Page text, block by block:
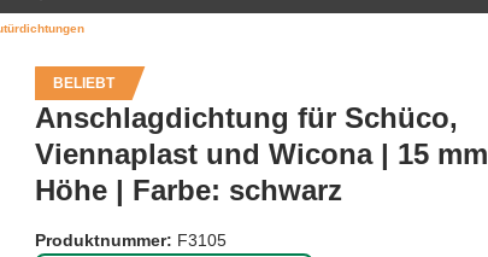
BELIEBT
Anschlagdichtung für Schüco,
Viennaplast und Wicona | 15 mm
Höhe | Farbe: schwarz
Produktnummer: F3105